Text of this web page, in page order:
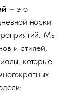
– это
носки,
Мы
и стилей,
которые